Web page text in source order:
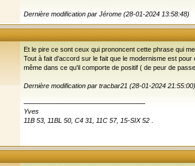
Dernière modification par Jérome (28-01-2024 13:58:48)
Et le pire ce sont ceux qui prononcent cette phrase qui
Tout à fait d'accord sur le fait que le modernisme est
même dans ce qu'il comporte de positif ( de peur de
Dernière modification par tracbar21 (28-01-2024 21:55:00)
Yves
11B 53, 11BL 50, C4 31, 11C 57, 15-SIX 52